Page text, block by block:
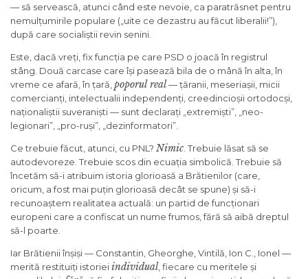
— să servească, atunci când este nevoie, ca paratrăsnet pentru
nemulțumirile populare („uite ce dezastru au făcut liberalii!”),
după care socialiștii revin senini.
Este, dacă vreți, fix funcția pe care PSD o joacă în registrul
stâng. Două carcase care își pasează bila de o mână în alta, în
vreme ce afară, în țară, poporul real— țăranii, meseriașii, micii
comercianți, intelectualii independenți, creedincioșii ortodocși,
naționaliștii suveraniști — sunt declarați „extremiști”, „neo-
legionari”, „pro-ruși”, „dezinformatori”.
Ce trebuie făcut, atunci, cu PNL? Nimic . Trebuie lăsat să se
autodevoreze. Trebuie scos din ecuația simbolică. Trebuie să
încetăm să-i atribuim istoria glorioasă a Brătienilor (care,
oricum, a fost mai puțin glorioasă decât se spune) și să-i
recunoaștem realitatea actuală: un partid de funcționari
europeni care a confiscat un nume frumos, fără să aibă dreptul
să-l poarte.
Iar Brătienii înșiși — Constantin, Gheorghe, Vintilă, Ion C., Ionel —
merită restituiți istorieiindividual , fiecare cu meritele și